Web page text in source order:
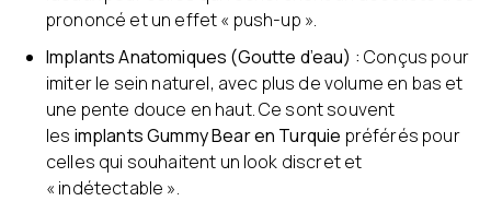
prononcé et un effet « push-up ».
Implants Anatomiques (Goutte d’eau) : Conçus pour
imiter le sein naturel, avec plus de volume en bas et
une pente douce en haut. Ce sont souvent
les implants Gummy Bear en Turquie préférés pour
celles qui souhaitent un look discret et
« indétectable ».